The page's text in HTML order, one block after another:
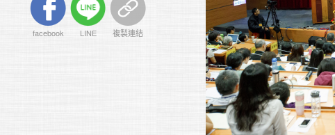
facebook LINE 複製連結